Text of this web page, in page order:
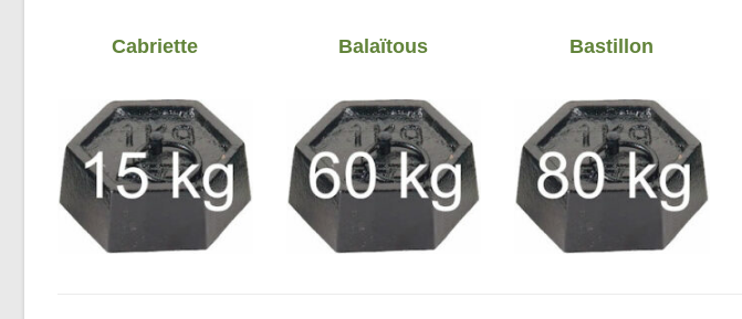
Cabriette Balaïtous Bastillon